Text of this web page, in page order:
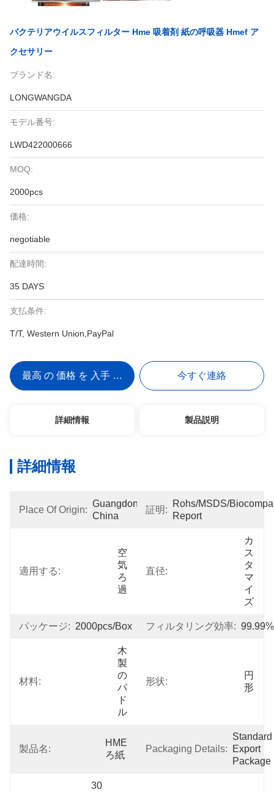
バクテリアウイルスフィルター Hme 吸着剤 紙の呼吸器 Hmef ア
クセサリー
ブランド名:
LONGWANGDA
モデル番号:
LWD422000666
MOQ:
2000pcs
価格:
negotiable
配達時間:
35 DAYS
支払条件:
T/T, Western Union,PayPal
最高 の 価格 を 入手 する 今すぐ連絡
詳細情報 製品説明
詳細情報
Place Of Origin:
Guangdong,
China
証明:
Rohs/MSDS/
Report
適用する:
空
気
ろ
過
直径:
カ
ス
タ
マ
イ
ズ
パッケージ: 2000pcs/box フィルタリング効率: 99.99%
材料:
木
製
の
パ
ド
ル
形状:
円
形
製品名:
HME
ろ紙
Packaging Details:
Standard
Export
Package
30